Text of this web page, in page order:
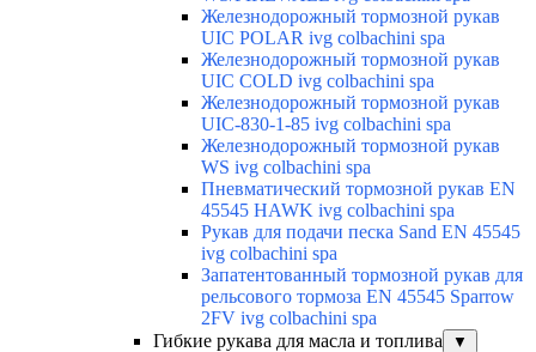
Железнодорожный тормозной рукав
UIC POLAR ivg colbachini spa
Железнодорожный тормозной рукав
UIC COLD ivg colbachini spa
Железнодорожный тормозной рукав
UIC-830-1-85 ivg colbachini spa
Железнодорожный тормозной рукав
WS ivg colbachini spa
Пневматический тормозной рукав EN
45545 HAWK ivg colbachini spa
Рукав для подачи песка Sand EN 45545
ivg colbachini spa
Запатентованный тормозной рукав для
рельсового тормоза EN 45545 Sparrow
2FV ivg colbachini spa
Гибкие рукава для масла и топлива
▼